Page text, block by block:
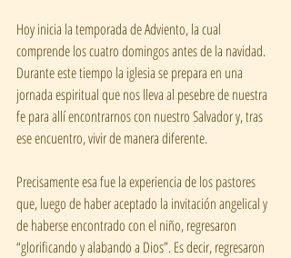
Hoy inicia la temporada de Adviento, la cual
comprende los cuatro domingos antes de la navidad.
Durante este tiempo la iglesia se prepara en una
jornada espiritual que nos lleva al pesebre de nuestra
fe para allí encontrarnos con nuestro Salvador y, tras
ese encuentro, vivir de manera diferente.
Precisamente esa fue la experiencia de los pastores
que, luego de haber aceptado la invitación angelical y
de haberse encontrado con el niño, regresaron
“glorificando y alabando a Dios”. Es decir, regresaron